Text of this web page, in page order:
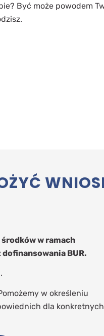
Być może powodem
w ramach
BUR.
w określeniu
dla konkretnych